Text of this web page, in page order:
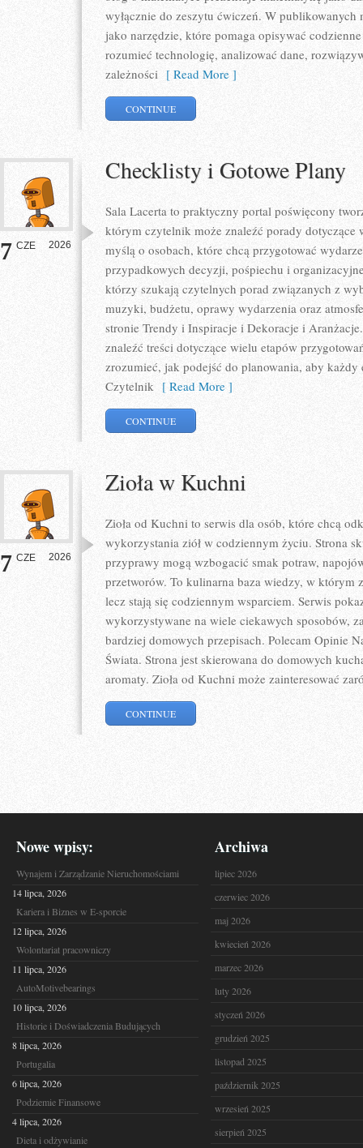
wyłącznie do zeszytu ćwiczeń. W publikowanych
jako narzędzie, które pomaga opisywać
rozumieć technologię, analizować dane,
zależności [ Read More ]
CONTINUE
7 CZE 2026
Checklisty i Gotowe Plany
Sala Lacerta to praktyczny portal poświęcony
którym czytelnik może znaleźć porady dotyczące
myślą o osobach, które chcą przygotować
przypadkowych decyzji, pośpiechu i
którzy szukają czytelnych porad związanych z
muzyki, budżetu, oprawy wydarzenia oraz
stronie Trendy i Inspiracje i Dekoracje i
znaleźć treści dotyczące wielu etapów
zrozumieć, jak podejść do planowania, aby każdy
Czytelnik [ Read More ]
CONTINUE
7 CZE 2026
Zioła w Kuchni
Zioła od Kuchni to serwis dla osób, które chcą
wykorzystania ziół w codziennym życiu. Strona
przyprawy mogą wzbogacić smak potraw,
przetworów. To kulinarna baza wiedzy, w którym
lecz stają się codziennym wsparciem. Serwis
wykorzystywane na wiele ciekawych sposobów,
bardziej domowych przepisach. Polecam Opinie
Świata. Strona jest skierowana do domowych
aromaty. Zioła od Kuchni może zainteresować
CONTINUE
Nowe wpisy:
Wynajem i Zarządzanie Nieruchomościami
14 lipca, 2026
Kariera i Biznes w E-sporcie
12 lipca, 2026
Wolontariat pracowniczy
11 lipca, 2026
AutoMotivebearings
10 lipca, 2026
Historie i Doświadczenia Budujących
8 lipca, 2026
Portugalia
6 lipca, 2026
Podziemie Finansowe
4 lipca, 2026
Dieta i odżywianie
Archiwa
lipiec 2026
czerwiec 2026
maj 2026
kwiecień 2026
marzec 2026
luty 2026
styczeń 2026
grudzień 2025
listopad 2025
październik 2025
wrzesień 2025
sierpień 2025